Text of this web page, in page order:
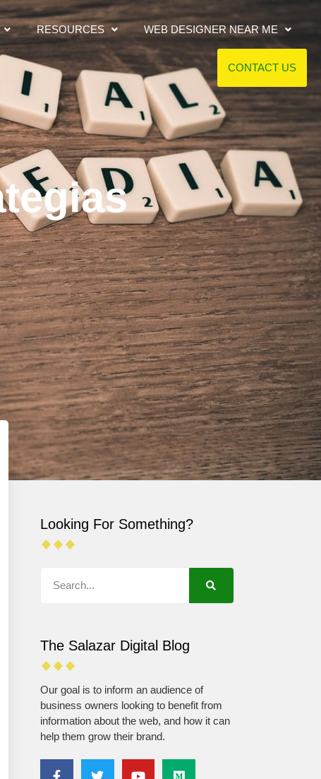
RESOURCES WEB DESIGNER NEAR ME
CONTACT US
Looking For Something?
The Salazar Digital Blog
Our goal is to inform an audience of
business owners looking to benefit from
information about the web, and how it can
help them grow their brand.